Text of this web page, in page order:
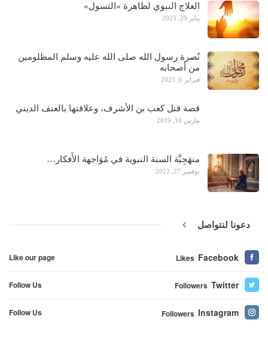
العلاج النبوي لظاهرة «التسول»
يناير 29, 2023
نُصرة رسول الله صلى الله عليه وسلم المظلومين
من أصحابه
فبراير 6, 2023
قصة قتل كعب بن الأشرف، وعلاقتها بالعنف الديني
مارس 10, 2019
منهَجِيَّة السنة النبوية في مُوَاجهة الأَفكار…
نوفمبر 27, 2022
دعونا لنتواصل
Facebook
Likes
Like our page
Twitter
Followers
Follow Us
Instagram
Followers
Follow Us